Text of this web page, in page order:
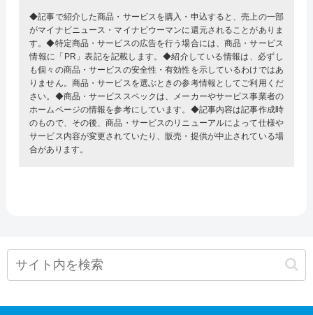
◆記事で紹介した商品・サービスを購入・申込すると、売上の一部
がマイナビニュース・マイナビウーマンに還元されることがありま
す。◆特定商品・サービスの広告を行う場合には、商品・サービス
情報に「PR」表記を記載します。◆紹介している情報は、必ずし
も個々の商品・サービスの安全性・有効性を示しているわけではあ
りません。商品・サービスを選ぶときの参考情報としてご利用くだ
さい。◆商品・サービススペックは、メーカーやサービス事業者の
ホームページの情報を参考にしています。◆記事内容は記事作成時
のもので、その後、商品・サービスのリニューアルによって仕様や
サービス内容が変更されていたり、販売・提供が中止されている場
合があります。